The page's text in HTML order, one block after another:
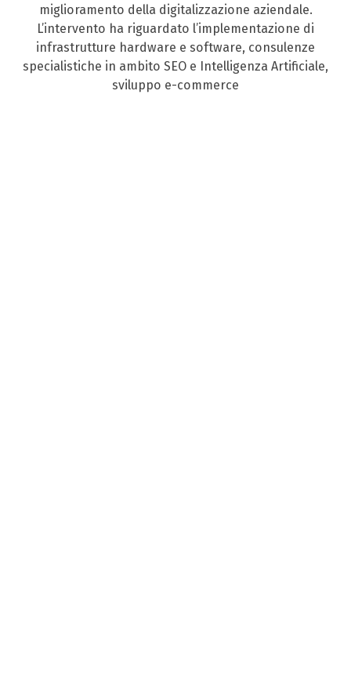
miglioramento della digitalizzazione aziendale.
L’intervento ha riguardato l’implementazione di
infrastrutture hardware e software, consulenze
specialistiche in ambito SEO e Intelligenza Artificiale,
sviluppo e-commerce